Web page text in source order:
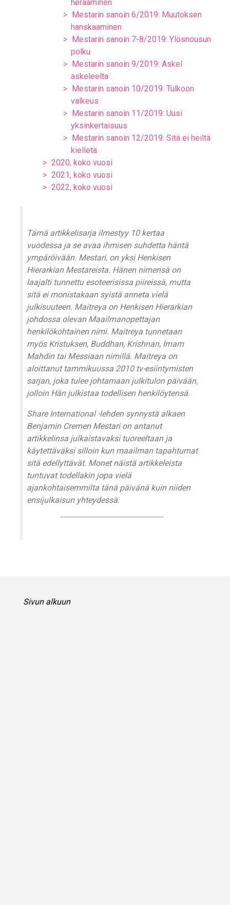
herääminen
Mestarin sanoin 6/2019: Muutoksen
hanskaaminen
Mestarin sanoin 7-8/2019: Ylösnousun
polku
Mestarin sanoin 9/2019: Askel
askeleelta
Mestarin sanoin 10/2019: Tulkoon
valkeus
Mestarin sanoin 11/2019: Uusi
yksinkertaisuus
Mestarin sanoin 12/2019: Sitä ei heiltä
kielletä
2020, koko vuosi
2021, koko vuosi
2022, koko vuosi
Tämä artikkelisarja ilmestyy 10 kertaa
vuodessa ja se avaa ihmisen suhdetta häntä
ympäröivään. Mestari, on yksi Henkisen
Hierarkian Mestareista. Hänen nimensä on
laajalti tunnettu esoteerisissa piireissä, mutta
sitä ei monistakaan syistä anneta vielä
julkisuuteen. Maitreya on Henkisen Hierarkian
johdossa olevan Maailmanopettajan
henkilökohtainen nimi. Maitreya tunnetaan
myös Kristuksen, Buddhan, Krishnan, Imam
Mahdin tai Messiaan nimillä. Maitreya on
aloittanut tammikuussa 2010 tv-esiintymisten
sarjan, joka tulee johtamaan julkitulon päivään,
jolloin Hän julkistaa todellisen henkilöytensä.
Share International -lehden synnystä alkaen
Benjamin Cremen Mestari on antanut
artikkelinsa julkaistavaksi tuoreeltaan ja
käytettäväksi silloin kun maailman tapahtumat
sitä edellyttävät. Monet näistä artikkeleista
tuntuvat todellakin jopa vielä
ajankohtaisemmilta tänä päivänä kuin niiden
ensijulkaisun yhteydessä.
Sivun alkuun